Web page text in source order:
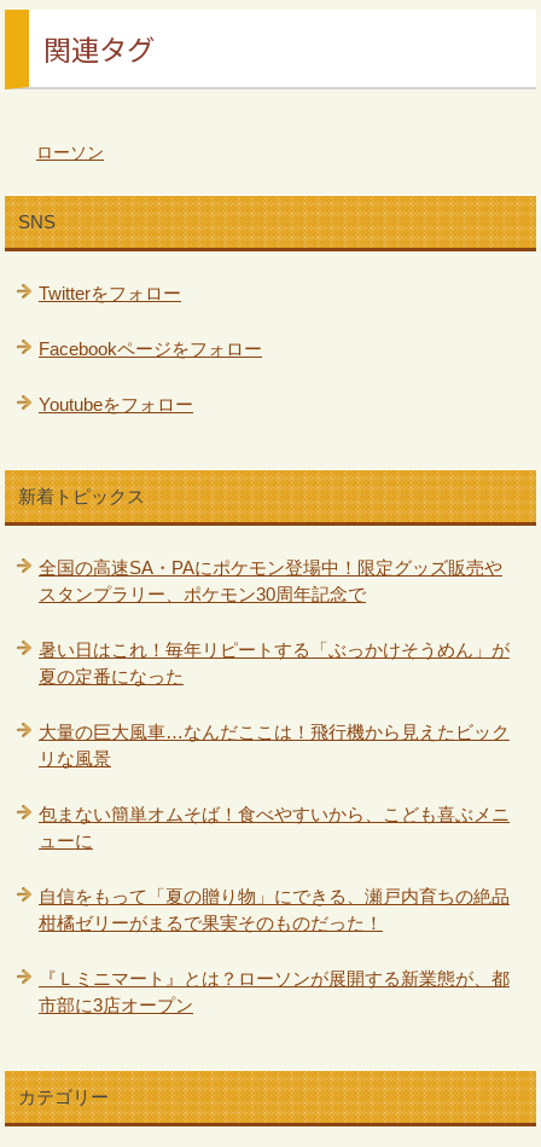
関連タグ
ローソン
SNS
Twitterをフォロー
Facebookページをフォロー
Youtubeをフォロー
新着トピックス
全国の高速SA・PAにポケモン登場中！限定グッズ販売や
スタンプラリー、ポケモン30周年記念で
暑い日はこれ！毎年リピートする「ぶっかけそうめん」が
夏の定番になった
大量の巨大風車…なんだここは！飛行機から見えたビック
リな風景
包まない簡単オムそば！食べやすいから、こども喜ぶメニ
ューに
自信をもって「夏の贈り物」にできる、瀬戸内育ちの絶品
柑橘ゼリーがまるで果実そのものだった！
『Ｌミニマート』とは？ローソンが展開する新業態が、都
市部に3店オープン
カテゴリー